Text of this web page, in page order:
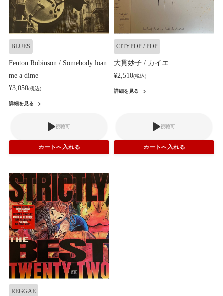
BLUES
Fenton Robinson / Somebody loan
me a dime
¥3,050(税込)
詳細を見る
視聴可
CITYPOP / POP
大貫妙子 / カイエ
¥2,510(税込)
詳細を見る
視聴可
REGGAE